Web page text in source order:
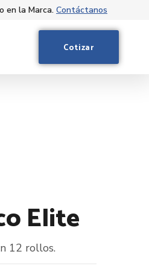
en la Marca. Contáctanos
Cotizar
Elite
12 rollos.